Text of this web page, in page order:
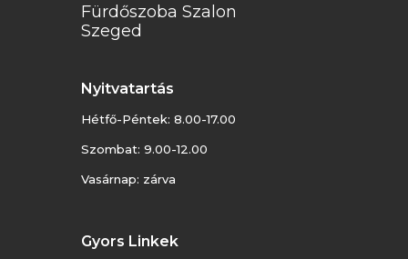
Fürdőszoba Szalon
Szeged
Nyitvatartás
Hétfő-Péntek: 8.00-17.00
Szombat: 9.00-12.00
Vasárnap: zárva
Gyors Linkek